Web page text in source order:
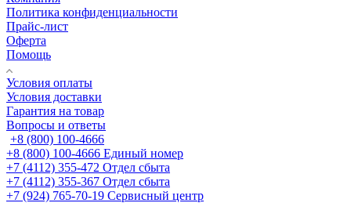
Политика конфиденциальности
Прайс-лист
Оферта
Помощь
Условия оплаты
Условия доставки
Гарантия на товар
Вопросы и ответы
+8 (800) 100-4666
+8 (800) 100-4666 Единый номер
+7 (4112) 355-472 Отдел сбыта
+7 (4112) 355-367 Отдел сбыта
+7 (924) 765-70-19 Сервисный центр